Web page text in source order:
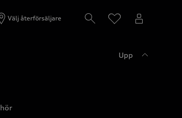
Välj återförsäljare
Upp